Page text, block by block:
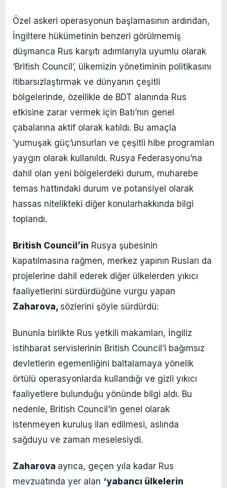
Özel askeri operasyonun başlamasının ardından,
İngiltere hükümetinin benzeri görülmemiş
düşmanca Rus karşıtı adımlarıyla uyumlu olarak
‘British Council’, ülkemizin yönetiminin politikasını
itibarsızlaştırmak ve dünyanın çeşitli
bölgelerinde, özellikle de BDT alanında Rus
etkisine zarar vermek için Batı’nın genel
çabalarına aktif olarak katıldı. Bu amaçla
‘yumuşak güç’unsurları ve çeşitli hibe programları
yaygın olarak kullanıldı. Rusya Federasyonu’na
dahil olan yeni bölgelerdeki durum, muharebe
temas hattındaki durum ve potansiyel olarak
hassas nitelikteki diğer konularhakkında bilgi
toplandı.
British Council’in Rusya şubesinin
kapatılmasına rağmen, merkez yapının Rusları da
projelerine dahil ederek diğer ülkelerden yıkıcı
faaliyetlerini sürdürdüğüne vurgu yapan
Zaharova, sözlerini şöyle sürdürdü:
Bununla birlikte Rus yetkili makamları, İngiliz
istihbarat servislerinin British Council’i bağımsız
devletlerin egemenliğini baltalamaya yönelik
örtülü operasyonlarda kullandığı ve gizli yıkıcı
faaliyetlere bulunduğu yönünde bilgi aldı. Bu
nedenle, British Council’in genel olarak
istenmeyen kuruluş ilan edilmesi, aslında
sağduyu ve zaman meselesiydi.
Zaharova ayrıca, geçen yıla kadar Rus
mevzuatında yer alan ‘yabancı ülkelerin